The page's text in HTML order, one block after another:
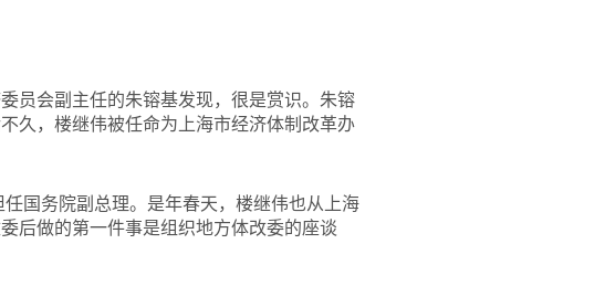
员会副主任的朱镕基发现，很是赏识。朱镕
久，楼继伟被任命为上海市经济体制改革办
国务院副总理。是年春天，楼继伟也从上海
后做的第一件事是组织地方体改委的座谈